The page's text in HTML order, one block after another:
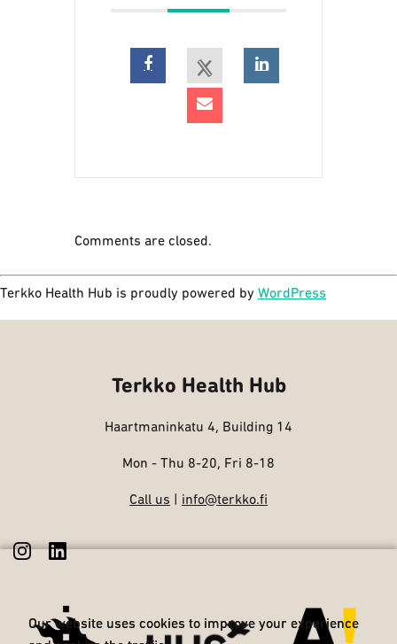
Comments are closed.
Terkko Health Hub is proudly powered by WordPress
Our website uses cookies to improve your experience
Terkko Health Hub
Haartmaninkatu 4, Building 14
Mon - Thu 8-20, Fri 8-18
Call us info@terkko.fi
Our website uses cookies to improve your experience